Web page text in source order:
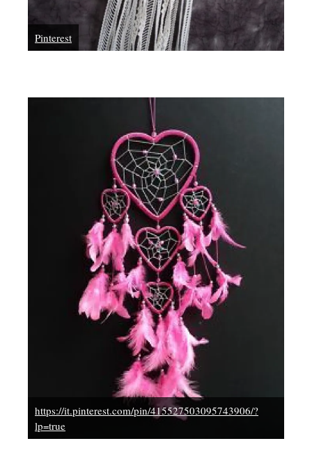
Pinterest
https://it.pinterest.com/pin/415527503095743906/?
lp=true